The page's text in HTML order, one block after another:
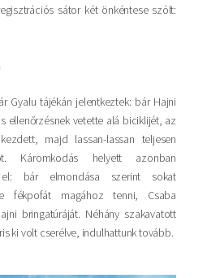
sátor két önkéntese szólt:
Gyalu tájékán jelentkeztek: bár Hajni
ellenőrzésnek vetette alá biciklijét, az
majd lassan-lassan teljesen
Káromkodás helyett azonban
bár elmondása szerint sokat
fékpofát magához tenni, Csaba
bringatúráját. Néhány szakavatott
ki volt cserélve, indulhattunk tovább.